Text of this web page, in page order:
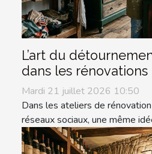
L’art du
dans les
Mardi 21 juillet 2026 10:50
Dans les ateliers de
réseaux sociaux, une même